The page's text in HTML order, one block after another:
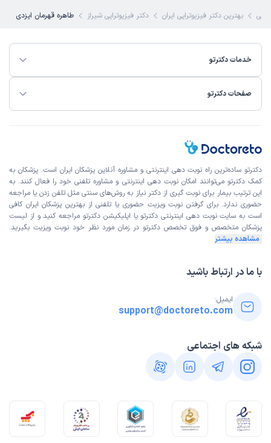
بهترین دکتر فیزیوتراپی ایران دکتر فیزیوتراپی شیراز طاهره قهرمان ایزدی
خدمات دکترتو
صفحات دکترتو
دکترتو ساده‌ترین راه نوبت‌ دهی اینترنتی و مشاوره آنلاین پزشکان ایران است. پزشکان به
کمک دکترتو می‌توانند امکان نوبت دهی اینترنتی و مشاوره تلفنی خود را فعال کنند. به
این ترتیب بیمار برای نوبت گیری از دکتر نیاز به روش‌های سنتی مثل تلفن زدن یا مراجعه
حضوری ندارد. برای گرفتن نوبت ویزیت حضوری یا تلفنی از بهترین پزشکان ایران کافی
است به سایت نوبت دهی اینترنتی دکترتو یا اپلیکیشن دکترتو مراجعه کنید و از لیست
پزشکان متخصص و فوق تخصص دکترتو در زمان مورد نظر خود نوبت ویزیت بگیرید.
مشاهده بیشتر
با ما در ارتباط باشید
ایمیل:
support@doctoreto.com
شبکه های اجتماعی